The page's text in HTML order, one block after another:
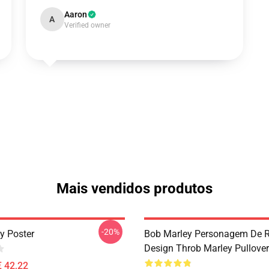
A Aaron
Verified owner
Mais vendidos produtos
Poster
42,22
-20%
Bob Marley Personagem De
Design Throb Marley